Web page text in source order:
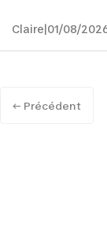
Claire 01/08/
← Précédent